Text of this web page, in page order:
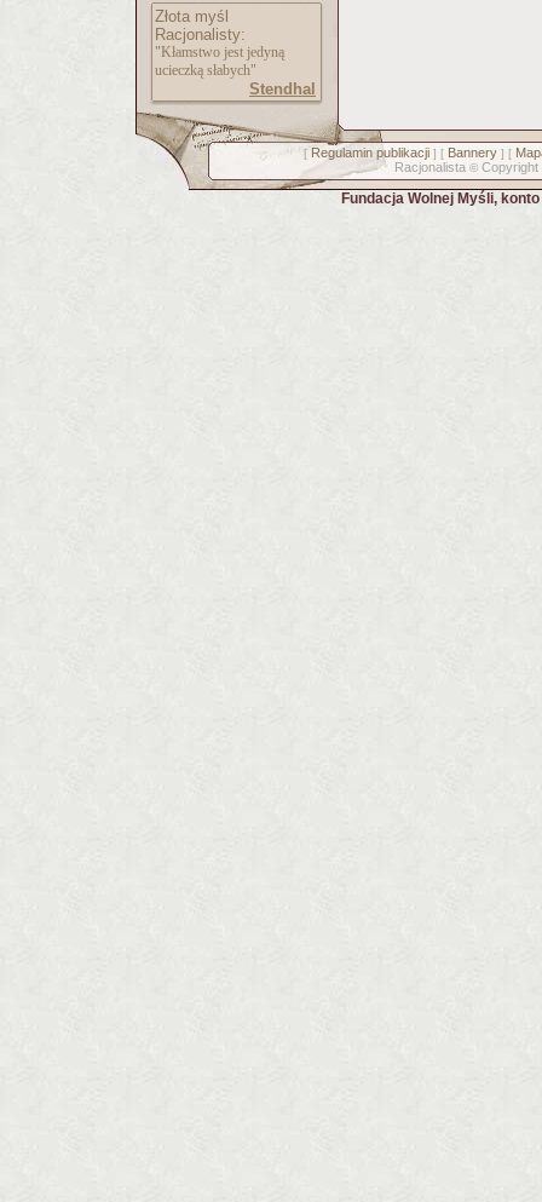
Złota myśl
Racjonalisty:
"Kłamstwo jest jedyną
ucieczką słabych"
Stendhal
[ Regulamin publikacji] [ Bannery] [
Racjonalista © Copyright
Fundacja Wolnej Myśli,